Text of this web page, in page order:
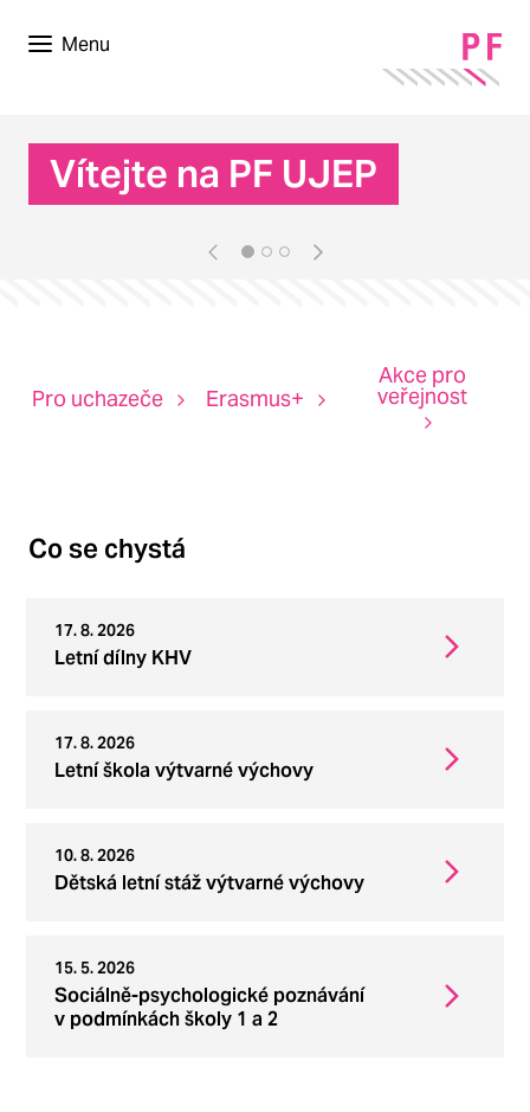
Menu
Vítejte na PF UJEP
Pro uchazeče Erasmus+
Akce pro
veřejnost
Co se chystá
17. 8. 2026
Letní dílny KHV
17. 8. 2026
Letní škola výtvarné výchovy
10. 8. 2026
Dětská letní stáž výtvarné výchovy
15. 5. 2026
Sociálně-psychologické poznávání
v podmínkách školy 1 a 2